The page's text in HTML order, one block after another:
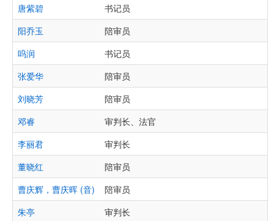
唐紫碧
书记员
阳乔玉
陪审员
呜润
书记员
张爱华
陪审员
刘晓芳
陪审员
邓睿
审判长、法官
李丽君
审判长
董晓红
陪审员
曹庆辉，曹庆晖 (音)
陪审员
朱亭
审判长